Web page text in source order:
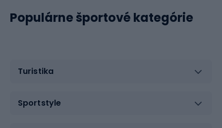
Opotrebované alebo poškodené príslušenstvo nielenže
neplní svoju funkciu, ale môže tiež zvýšiť riziko zranenia
doplnok, ktorý môže výrazne predĺžiť životnosť rakety.
na zem. Ochranná páska umiestnená na okraji hlavy
Populárne športové kategórie
Turistika
Sportstyle